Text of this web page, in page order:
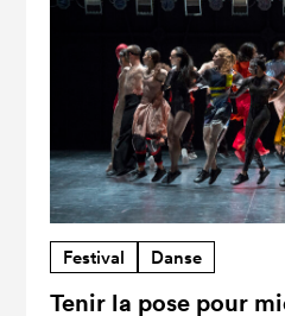
Festival Danse
Tenir la pose pour